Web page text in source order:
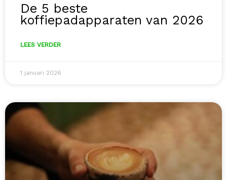
De 5 beste
koffiepadapparaten van 2026
LEES VERDER
1 januari 2026